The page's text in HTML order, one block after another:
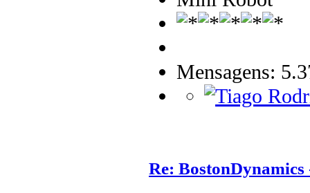
Mensagens:
Re: